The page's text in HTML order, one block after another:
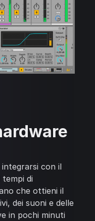
con il
di
che ottieni il
dei suoni e delle
in pochi minuti